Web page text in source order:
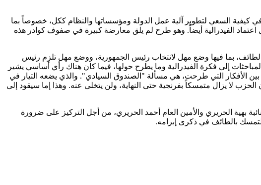
السعي لتطوير آلية عمل الدولة ومؤسساتها والنظام ككل، خصوصاً بما
اعتماد الفيدرالية أيضاً. وهو طرح لم يلق معارضة كبيرة في صفوف كوادر هذه
بما فيها وضع مهل لانتخاب رئيس الجمهورية، ووضع مهل تلزم رئيس
إلى فكرة الفيدرالية وما يطرح حولها، فيما كان هناك رأي أساسي يشير
بين الأفكار التي طرحت، هي مسألة "الصندوق السيادي". والذي يضعه التيار في
لا يزال متمسكاً بفرنجية حتى النهاية، ولن يتخلى عنه. وهذا إما سيقود إلى
بهية الحريري والأمين العام أحمد الحريري، من أجل التركيز على ضرورة
بالطائف في ذكرى إبرامه.